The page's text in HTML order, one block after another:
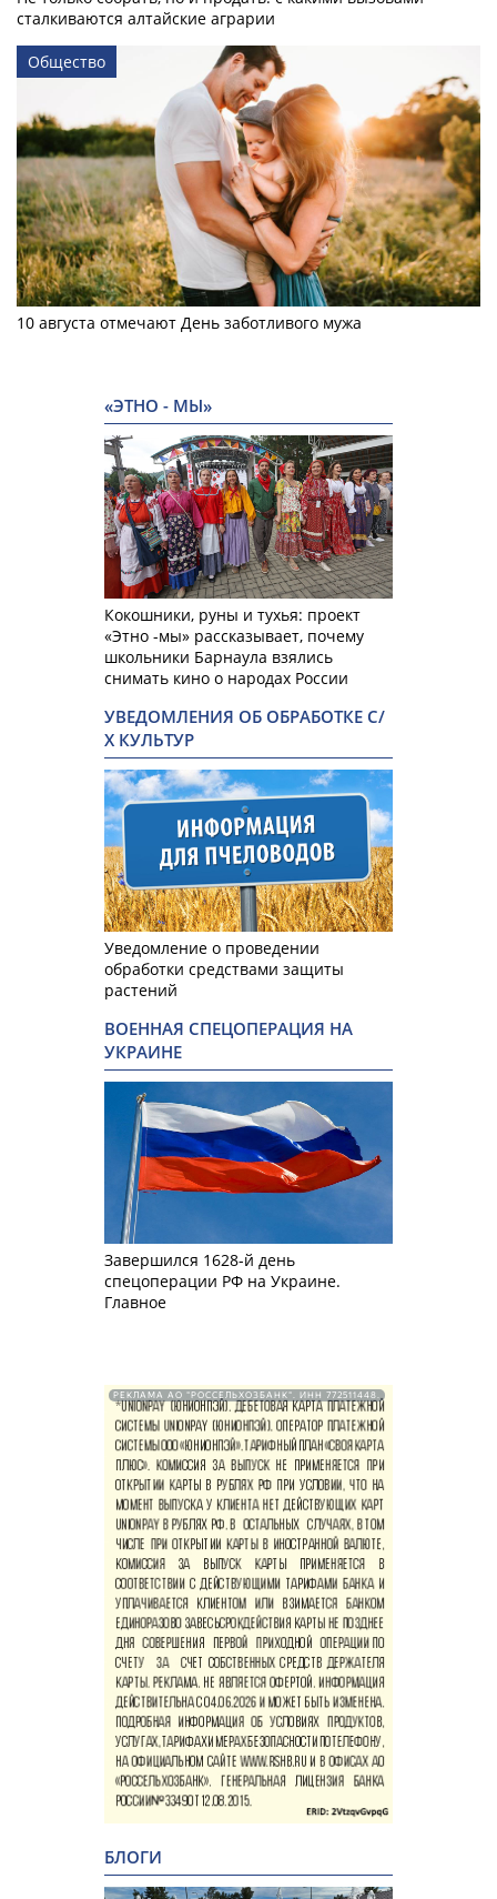
сталкиваются алтайские аграрии
Общество
10 августа отмечают День заботливого мужа
«ЭТНО - МЫ»
Кокошники, руны и тухья: проект
«Этно -мы» рассказывает, почему
школьники Барнаула взялись
снимать кино о народах России
УВЕДОМЛЕНИЯ ОБ ОБРАБОТКЕ С/
Х КУЛЬТУР
Уведомление о проведении
обработки средствами защиты
растений
ВОЕННАЯ СПЕЦОПЕРАЦИЯ НА
УКРАИНЕ
Завершился 1628-й день
спецоперации РФ на Украине.
Главное
РЕКЛАМА АО "РОССЕЛЬХОЗБАНК". ИНН 772511448.
БЛОГИ